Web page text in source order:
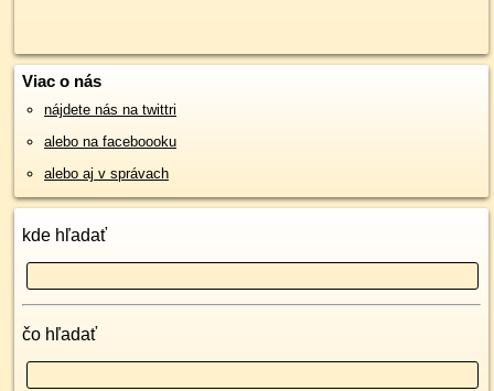
Viac o nás
nájdete nás na twittri
alebo na faceboooku
alebo aj v správach
kde hľadať
čo hľadať